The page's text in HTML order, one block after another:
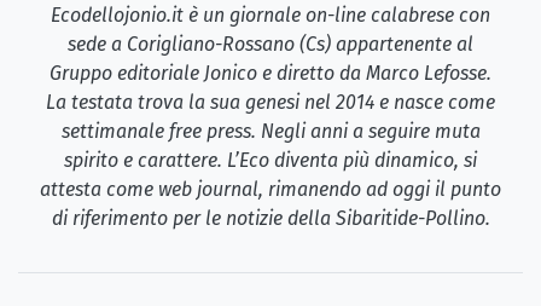
Ecodellojonio.it è un giornale on-line calabrese con
sede a Corigliano-Rossano (Cs) appartenente al
Gruppo editoriale Jonico e diretto da Marco Lefosse.
La testata trova la sua genesi nel 2014 e nasce come
settimanale free press. Negli anni a seguire muta
spirito e carattere. L’Eco diventa più dinamico, si
attesta come web journal, rimanendo ad oggi il punto
di riferimento per le notizie della Sibaritide-Pollino.